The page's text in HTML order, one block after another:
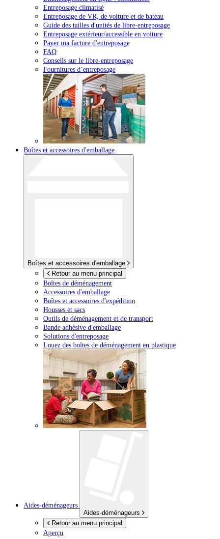
Entreposage climatisé
Entreposage de VR, de voiture et de bateau
Guide des tailles d'unités de libre-entreposage
Entreposage extérieur/accessible en voiture
Payer ma facture d'entreposage
FAQ
Conseils sur le libre-entreposage
Fournitures d’entreposage
Boîtes et accessoires d'emballage
Boîtes et accessoires d'emballage
Retour au menu principal
Boîtes de déménagement
Accessoires d'emballage
Boîtes et accessoires d'expédition
Housses et sacs
Outils de déménagement et de transport
Bande adhésive d'emballage
Solutions d'entreposage
Louez des boîtes de déménagement en plastique
Aides-déménageurs
Aides-déménageurs
Retour au menu principal
Aperçu